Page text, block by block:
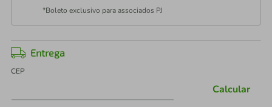
*Boleto exclusivo para associados PJ
Entrega
CEP
Calcular